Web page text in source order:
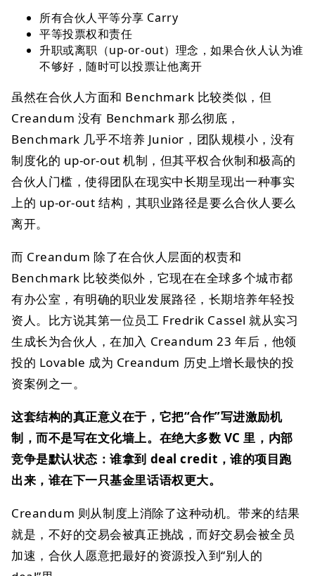
所有合伙人平等分享 Carry
平等投票权和责任
升职或离职（up-or-out）理念，如果合伙人认为谁
不够好，随时可以投票让他离开
虽然在合伙人方面和 Benchmark 比较类似，但
Creandum 没有 Benchmark 那么彻底，
Benchmark 几乎不培养 Junior，团队规模小，没有
制度化的 up-or-out 机制，但其平权合伙制和极高的
合伙人门槛，使得团队在现实中长期呈现出一种事实
上的 up-or-out 结构，其职业路径是要么合伙人要么
离开。
而 Creandum 除了在合伙人层面的权责和
Benchmark 比较类似外，它现在在全球多个城市都
有办公室，有明确的职业发展路径，长期培养年轻投
资人。比方说其第一位员工 Fredrik Cassel 就从实习
生成长为合伙人，在加入 Creandum 23 年后，他领
投的 Lovable 成为 Creandum 历史上增长最快的投
资案例之一。
这套结构的真正意义在于，它把“合作”写进激励机
制，而不是写在文化墙上。在绝大多数 VC 里，内部
竞争是默认状态：谁拿到 deal credit，谁的项目跑
出来，谁在下一只基金里话语权更大。
Creandum 则从制度上消除了这种动机。带来的结果
就是，不好的交易会被真正挑战，而好交易会被全员
加速，合伙人愿意把最好的资源投入到“别人的